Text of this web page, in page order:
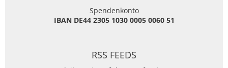
Spendenkonto
IBAN DE44 2305 1030 0005 0060 51
RSS FEEDS